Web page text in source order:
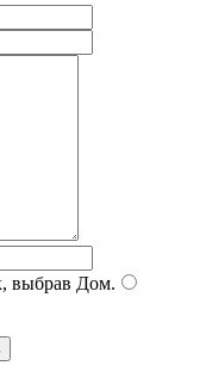
выбрав Дом.